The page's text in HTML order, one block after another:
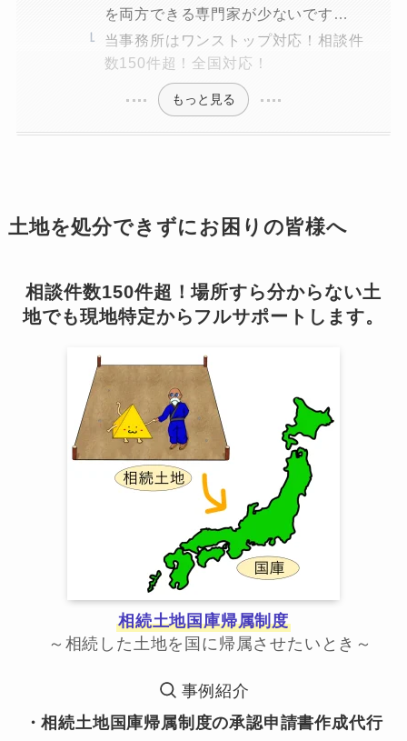
を両方できる専門家が少ないです…
当事務所はワンストップ対応！相談件
数150件超！全国対応！
もっと見る
土地を処分できずにお困りの皆様へ
相談件数150件超！場所すら分からない土
地でも現地特定からフルサポートします。
相続土地国庫帰属制度
～相続した土地を国に帰属させたいとき～
事例紹介
・相続土地国庫帰属制度の承認申請書作成代行